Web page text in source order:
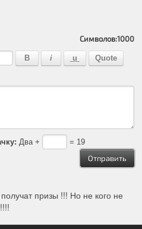
Символов:1000
Два + = 19
призы !!! Но не кого не